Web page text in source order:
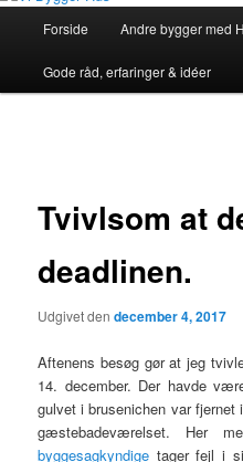
Forside Andre bygger med
Gode råd, erfaringer & idéer
Tvivlsom at
deadlinen.
Udgivet dendecember 4, 2017
Aftenens besøg gør at jeg
14. december. Der havde
gulvet i brusenichen var
gæstebadeværelset. Her
byggesagkyndige tager fejl i